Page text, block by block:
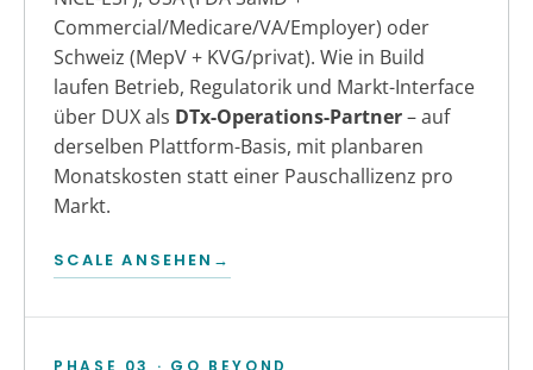
Commercial/Medicare/VA/Employer) oder
Schweiz (MepV + KVG/privat). Wie in Build
laufen Betrieb, Regulatorik und Markt-Interface
über DUX als DTx-Operations-Partner– auf
derselben Plattform-Basis, mit planbaren
Monatskosten statt einer Pauschallizenz pro
Markt.
SCALE ANSEHEN →